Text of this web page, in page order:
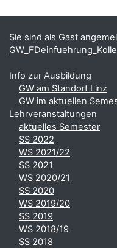
Sie sind als Gast
Info zur Ausbildung
GW am Standort Linz
GW im aktuellen
Lehrveranstaltungen
aktuelles Semester
SS 2022
WS 2021/22
SS 2021
WS 2020/21
SS 2020
WS 2019/20
SS 2019
WS 2018/19
SS 2018